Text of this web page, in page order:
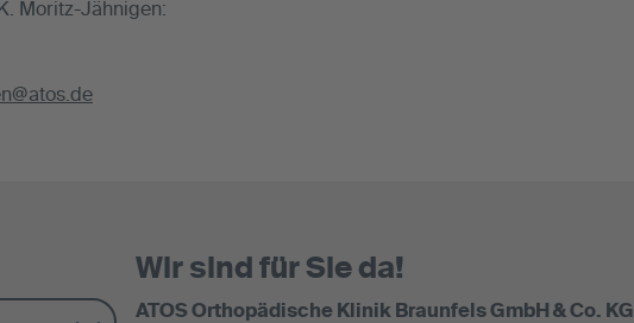
Moritz-Jähnigen:
Wir sind für Sie da!
ATOS Orthopädische Klinik Braunfels GmbH & Co. KG